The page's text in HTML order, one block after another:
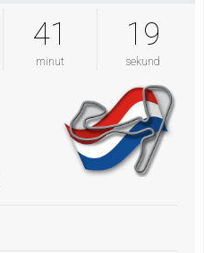
41
minut
19
sekund